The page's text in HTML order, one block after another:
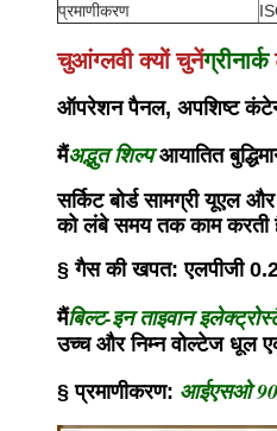
प्रमाणीकरण
चुआंग्लवी क्यों चुनेंग्रीनार्क
ऑपरेशन पैनल, अपशिष्ट
मैंअद्भुत शिल्प आयातित
सर्किट बोर्ड सामग्री यूएल
को लंबे समय तक काम करती
§ गैस की खपत: एलपीजी
मैंबिल्ट-इन ताइवान
उच्च और निम्न वोल्टेज धूल
§ प्रमाणीकरण: आईएसओ